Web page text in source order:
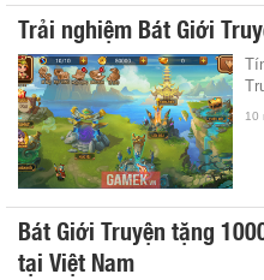
Trải nghiệm Bát Giới
10
Bát Giới Truyện tặng
tại Việt Nam